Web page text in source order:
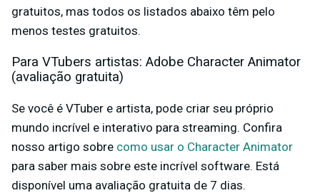
gratuitos, mas todos os listados abaixo têm pelo
menos testes gratuitos.
Para VTubers artistas: Adobe Character Animator
(avaliação gratuita)
Se você é VTuber e artista, pode criar seu próprio
mundo incrível e interativo para streaming. Confira
nosso artigo sobre como usar o Character Animator
para saber mais sobre este incrível software. Está
disponível uma avaliação gratuita de 7 dias.